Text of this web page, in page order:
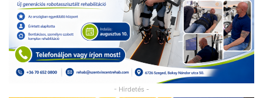
- Hirdetés -